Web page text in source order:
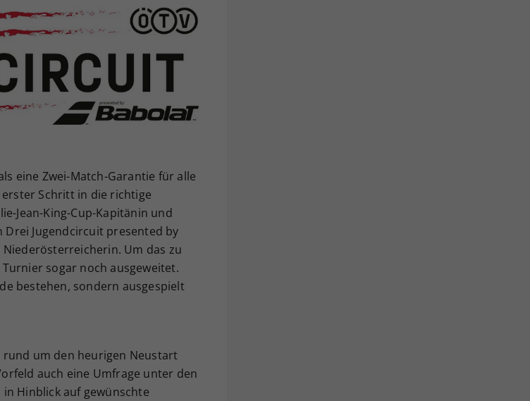
eine Zwei-Match-Garantie für alle
Schritt in die richtige
Jean-King-Cup-Kapitänin und
Drei Jugendcircuit presented by
Um das zu
sogar noch ausgeweitet.
bestehen, sondern ausgespielt
rund um den heurigen Neustart
auch eine Umfrage unter den
Hinblick auf gewünschte